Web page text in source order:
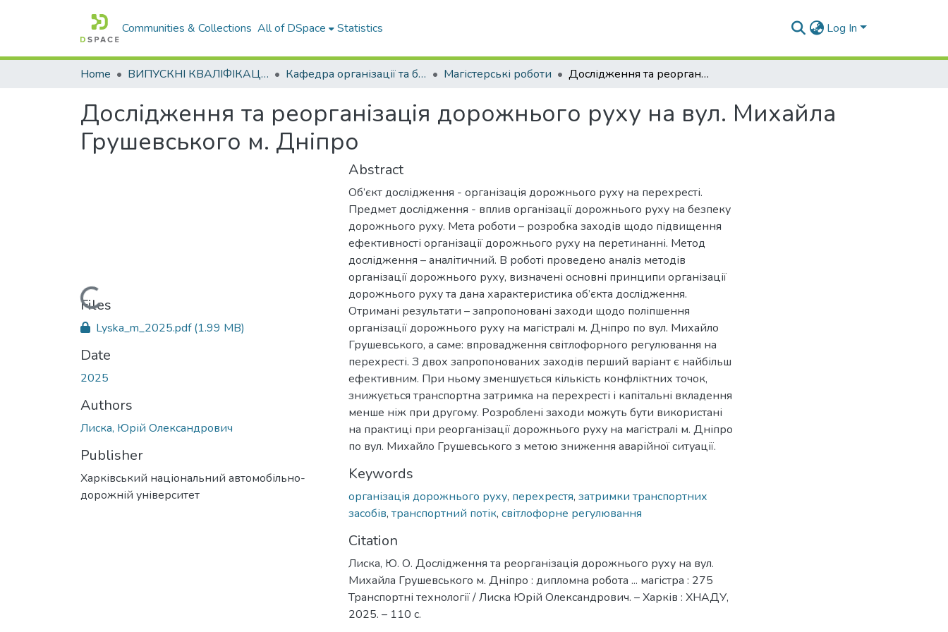
Communities & Collections All of DSpace Statistics Log In
Home ВИПУСКНІ КВАЛІФІКАЦІЙНІ РОБОТИ Кафедра організації та безпеки дорожнього руху Магістерські роботи Дослідження та реорганізація дорожнього руху на вул. Михайла Грушевського м. Дніпро
Дослідження та реорганізація дорожнього руху на вул. Михайла
Грушевського м. Дніпро
Loading...
Files
Lyska_m_2025.pdf(1.99 MB)
Date
2025
Authors
Лиска, Юрій Олександрович
Publisher
Харківський національний автомобільно-
дорожній університет
Abstract
Об’єкт дослідження - організація дорожнього руху на перехресті.
Предмет дослідження - вплив організації дорожнього руху на безпеку
дорожнього руху. Мета роботи – розробка заходів щодо підвищення
ефективності організації дорожнього руху на перетинанні. Метод
дослідження – аналітичний. В роботі проведено аналіз методів
організації дорожнього руху, визначені основні принципи організації
дорожнього руху та дана характеристика об’єкта дослідження.
Отримані результати – запропоновані заходи щодо поліпшення
організації дорожнього руху на магістралі м. Дніпро по вул. Михайло
Грушевського, а саме: впровадження світлофорного регулювання на
перехресті. З двох запропонованих заходів перший варіант є найбільш
ефективним. При ньому зменшується кількість конфліктних точок,
знижується транспортна затримка на перехресті і капітальні вкладення
менше ніж при другому. Розроблені заходи можуть бути використані
на практиці при реорганізації дорожнього руху на магістралі м. Дніпро
по вул. Михайло Грушевського з метою зниження аварійної ситуації.
Keywords
організація дорожнього руху, перехрестя, затримки транспортних
засобів, транспортний потік, світлофорне регулювання
Citation
Лиска, Ю. О. Дослідження та реорганізація дорожнього руху на вул.
Михайла Грушевського м. Дніпро : дипломна робота ... магістра : 275
Транспортні технології / Лиска Юрій Олександрович. – Харків : ХНАДУ,
2025. – 110 с.